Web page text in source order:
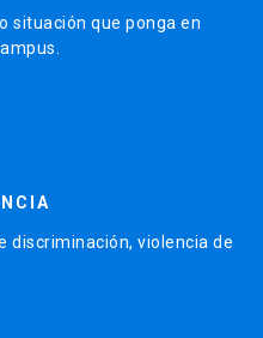
situación que ponga en
discriminación, violencia de